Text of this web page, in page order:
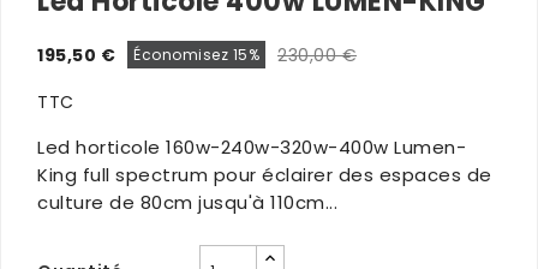
195,50 € Économisez 15%
230,00 €
TTC
Led horticole 160w-240w-320w-400w Lumen-
King full spectrum pour éclairer des espaces de
culture de 80cm jusqu'à 110cm...